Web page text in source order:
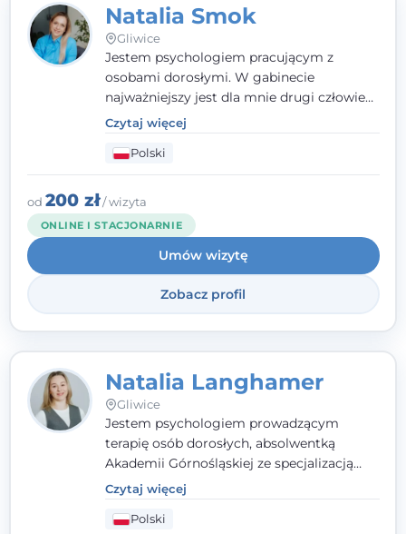
Natalia Smok
Gliwice
Jestem psychologiem pracującym z
osobami dorosłymi. W gabinecie
najważniejszy jest dla mnie drugi człowiek
- wierzę, że empatia, autentyczność i pełne
zaangażowanie tworzą bezpieczną
przestrzeń, będącą podstawą pracy nad
zmianą. W praktyce korzystam m.in. z
narzędzi Racjonalnej Terapii Zachowania.
Czytaj więcej
Polski
od 200 zł/ wizyta
ONLINE I STACJONARNIE
Umów wizytę
Zobacz profil
Natalia Langhamer
Gliwice
Jestem psychologiem prowadzącym
terapię osób dorosłych, absolwentką
Akademii Górnośląskiej ze specjalizacją
kliniczną. Oferuję konsultacje
psychologiczne i pierwszą pomoc
psychologiczną w kryzysie, przewlekłym
Czytaj więcej
Polski